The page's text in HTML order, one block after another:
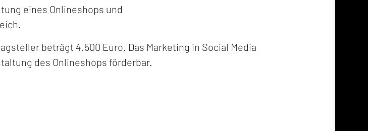
eines Onlineshops und
beträgt 4.500 Euro. Das Marketing in Social Media
des Onlineshops förderbar.